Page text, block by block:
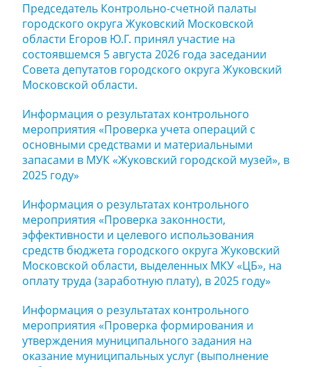
Председатель Контрольно-счетной палаты
городского округа Жуковский Московской
области Егоров Ю.Г. принял участие на
состоявшемся 5 августа 2026 года заседании
Совета депутатов городского округа Жуковский
Московской области.
Информация о результатах контрольного
мероприятия «Проверка учета операций с
основными средствами и материальными
запасами в МУК «Жуковский городской музей», в
2025 году»
Информация о результатах контрольного
мероприятия «Проверка законности,
эффективности и целевого использования
средств бюджета городского округа Жуковский
Московской области, выделенных МКУ «ЦБ», на
оплату труда (заработную плату), в 2025 году»
Информация о результатах контрольного
мероприятия «Проверка формирования и
утверждения муниципального задания на
оказание муниципальных услуг (выполнение